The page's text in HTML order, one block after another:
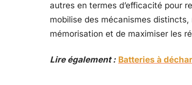
autres en termes d’efficacité pour
mobilise des mécanismes
mémorisation et de maximiser les
Lire également : Batteries à